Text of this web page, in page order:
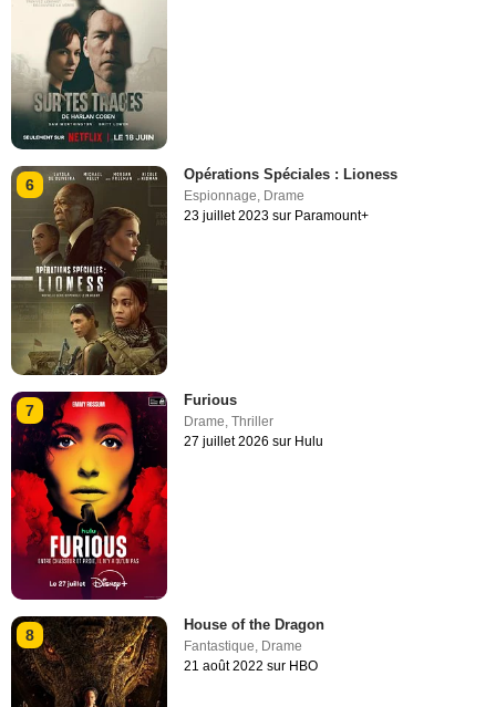
6
Opérations Spéciales : Lioness
Espionnage, Drame
23 juillet 2023 sur Paramount+
7
Furious
Drame ,Thriller
27 juillet 2026 sur Hulu
8
House of the Dragon
Fantastique, Drame
21 août 2022 sur HBO